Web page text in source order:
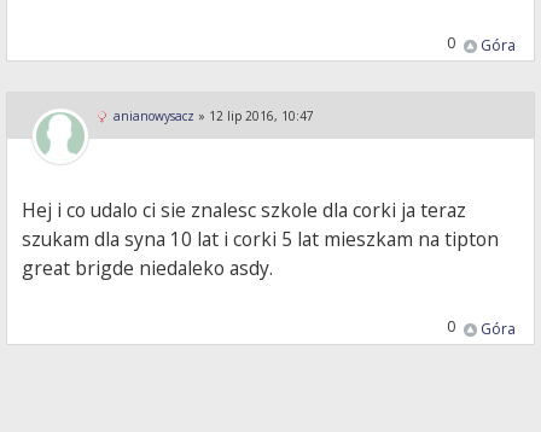
Góra
0
anianowysacz » 12 lip 2016, 10:47
Hej i co udalo ci sie znalesc szkole dla corki ja teraz
szukam dla syna 10 lat i corki 5 lat mieszkam na tipton
great brigde niedaleko asdy.
Góra
0